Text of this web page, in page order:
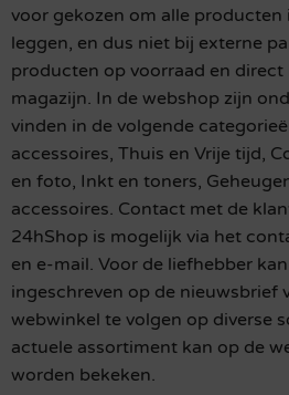
voor gekozen om alle producten
leggen, en dus niet bij externe
producten op voorraad en direct
magazijn. In de webshop zijn
vinden in de volgende
accessoires, Thuis en Vrije tijd,
en foto, Inkt en toners,
accessoires. Contact met de
24hShop is mogelijk via het
en e-mail. Voor de liefhebber
ingeschreven op de nieuwsbrief
webwinkel te volgen op diverse
actuele assortiment kan op de
worden bekeken.